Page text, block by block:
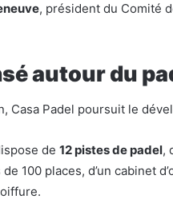
, président du Comité
autour du
Casa Padel poursuit le
de 12 pistes de padel,
100 places, d’un cabinet